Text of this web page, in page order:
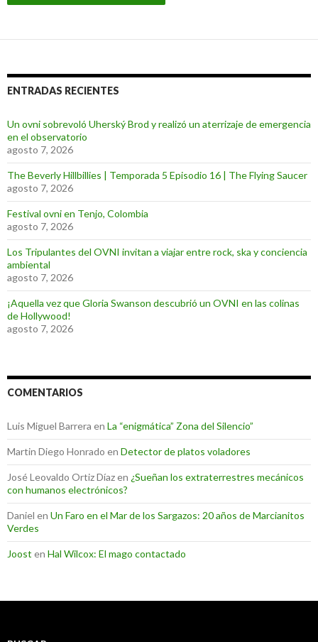
ENTRADAS RECIENTES
Un ovni sobrevoló Uherský Brod y realizó un aterrizaje de emergencia
en el observatorio
agosto 7, 2026
The Beverly Hillbillies | Temporada 5 Episodio 16 | The Flying Saucer
agosto 7, 2026
Festival ovni en Tenjo, Colombia
agosto 7, 2026
Los Tripulantes del OVNI invitan a viajar entre rock, ska y conciencia
ambiental
agosto 7, 2026
¡Aquella vez que Gloria Swanson descubrió un OVNI en las colinas
de Hollywood!
agosto 7, 2026
COMENTARIOS
Luis Miguel Barrera en La “enigmática” Zona del Silencio”
Martin Diego Honrado en Detector de platos voladores
José Leovaldo Ortiz Díazen ¿Sueñan los extraterrestres mecánicos
con humanos electrónicos?
Daniel en Un Faro en el Mar de los Sargazos: 20 años de Marcianitos
Verdes
Joost en Hal Wilcox: El mago contactado